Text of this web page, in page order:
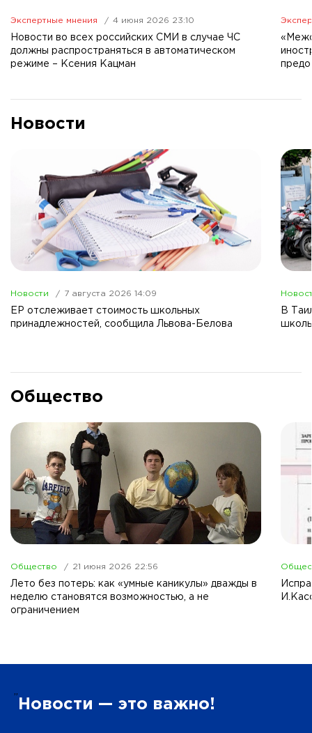
Экспертные мнения 4 июня 2026 23:10
Новости во всех российских СМИ в случае ЧС
должны распространяться в автоматическом
режиме – Ксения Кацман
Новости
Новости 7 августа 2026 14:09
ЕР отслеживает стоимость школьных
принадлежностей, сообщила Львова-Белова
В
Общество
Общество 21 июня 2026 22:56
Лето без потерь: как «умные каникулы» дважды в
неделю становятся возможностью, а не
ограничением
” Новости — это важно!